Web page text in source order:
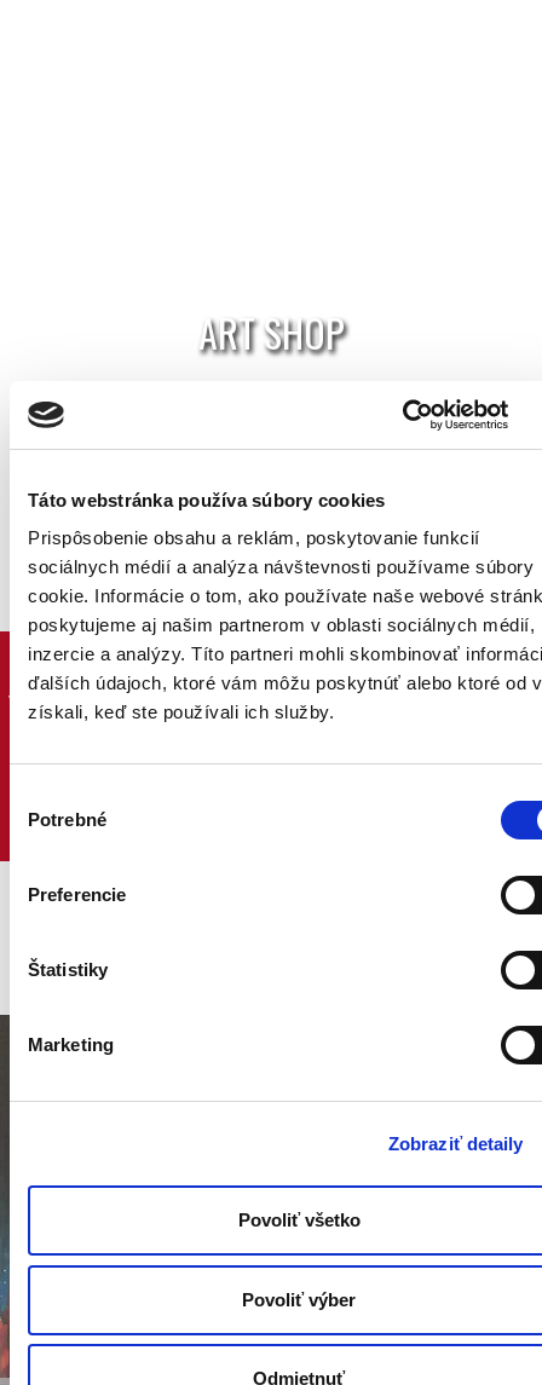
Táto webstránka používa súbory cookies
Prispôsobenie obsahu a reklám, poskytovanie funkcií
sociálnych médií a analýza návštevnosti používame súbory
cookie. Informácie o tom, ako používate naše webové
poskytujeme aj našim partnerom v oblasti sociálnych médií,
inzercie a analýzy. Títo partneri mohli skombinovať
ďalších údajoch, ktoré vám môžu poskytnúť alebo ktoré od
získali, keď ste používali ich služby.
súhlasu
Potrebné
Preferencie
Štatistiky
Marketing
Zobraziť detaily
Povoliť všetko
Povoliť výber
Odmietnuť
ART SHOP
Kliknite si na dielo a zobrazí sa vám jeho fotografia v plnej
veľkosti. V prípade záujmu o kúpu nás kontaktujte priamo
emailom na
info@gallery
.sk, cez kontaktný formulár v
spodnej časti stránky alebo nás kontaktujte telefonicky
Artshop – Maľba - Fero Lipták